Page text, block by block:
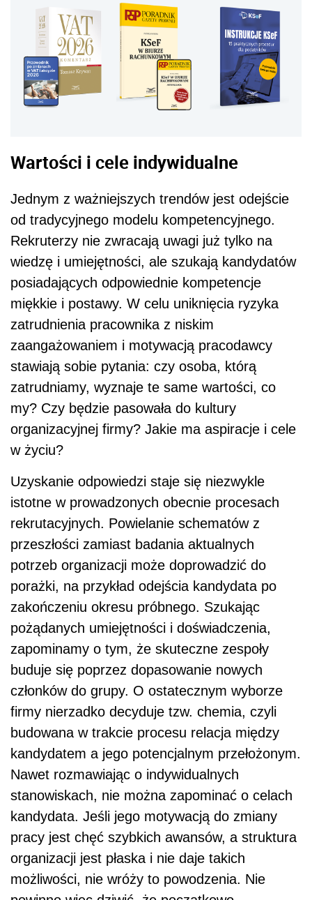
Wartości i cele indywidualne
Jednym z ważniejszych trendów jest odejście
od tradycyjnego modelu kompetencyjnego.
Rekruterzy nie zwracają uwagi już tylko na
wiedzę i umiejętności, ale szukają kandydatów
posiadających odpowiednie kompetencje
miękkie i postawy. W celu uniknięcia ryzyka
zatrudnienia pracownika z niskim
zaangażowaniem i motywacją pracodawcy
stawiają sobie pytania: czy osoba, którą
zatrudniamy, wyznaje te same wartości, co
my? Czy będzie pasowała do kultury
organizacyjnej firmy? Jakie ma aspiracje i cele
w życiu?
Uzyskanie odpowiedzi staje się niezwykle
istotne w prowadzonych obecnie procesach
rekrutacyjnych. Powielanie schematów z
przeszłości zamiast badania aktualnych
potrzeb organizacji może doprowadzić do
porażki, na przykład odejścia kandydata po
zakończeniu okresu próbnego. Szukając
pożądanych umiejętności i doświadczenia,
zapominamy o tym, że skuteczne zespoły
buduje się poprzez dopasowanie nowych
członków do grupy. O ostatecznym wyborze
firmy nierzadko decyduje tzw. chemia, czyli
budowana w trakcie procesu relacja między
kandydatem a jego potencjalnym przełożonym.
Nawet rozmawiając o indywidualnych
stanowiskach, nie można zapominać o celach
kandydata. Jeśli jego motywacją do zmiany
pracy jest chęć szybkich awansów, a struktura
organizacji jest płaska i nie daje takich
możliwości, nie wróży to powodzenia. Nie